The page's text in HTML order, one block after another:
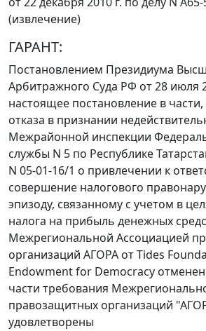
(извлечение)
ГАРАНТ:
Постановлением Президиума
Арбитражного Суда РФ от 28 июля
настоящее постановление в
отказа в признании
Межрайонной инспекции
службы N 5 по Республике
N 05-01-16/1 о привлечении к
совершение налогового
эпизоду, связанному с учетом в
налога на прибыль денежных
Межрегиональной Ассоциацией
организаций АГОРА от Tides
Endowment for Democracy
части требования
правозащитных организаций
удовлетворены